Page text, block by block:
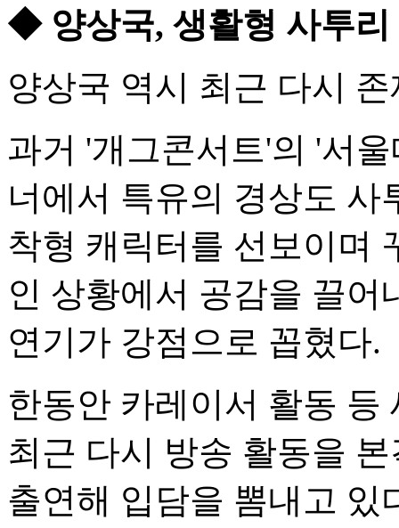
◆ 양상국, 생활형 사투리
양상국 역시 최근 다시
과거 '개그콘서트'의 '서
너에서 특유의 경상도
착형 캐릭터를 선보이며
인 상황에서 공감을 끌
연기가 강점으로 꼽혔다.
한동안 카레이서 활동 등
최근 다시 방송 활동을
출연해 입담을 뽐내고 있